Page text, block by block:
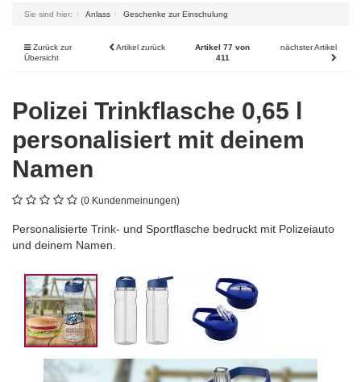
Sie sind hier: Anlass Geschenke zur Einschulung
Zurück zur
Übersicht
Artikel zurück
Artikel 77 von
411
nächster Artikel
Polizei Trinkflasche 0,65 l
personalisiert mit deinem
Namen
(0 Kundenmeinungen)
Personalisierte Trink- und Sportflasche bedruckt mit Polizeiauto
und deinem Namen.